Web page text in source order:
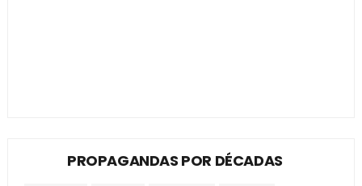
PROPAGANDAS POR DÉCADAS